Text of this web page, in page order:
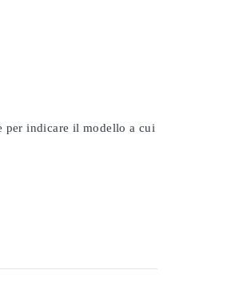
per indicare il modello a cui